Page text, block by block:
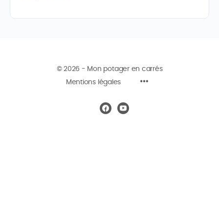
© 2026 - Mon potager en carrés
Mentions légales